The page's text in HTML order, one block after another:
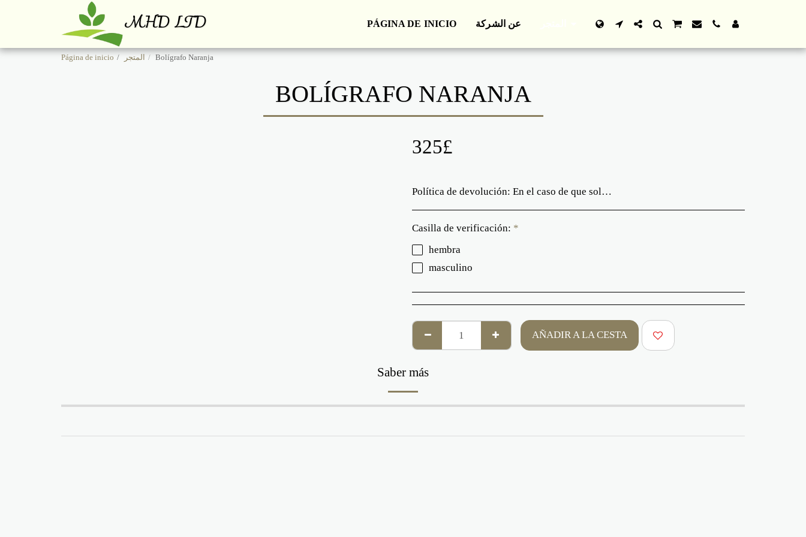
MHD LTD PÁGINA DE INICIO عن الشركة
Página de inicio المتجر Bolígrafo Naranja
BOLÍGRAFO NARANJA
325£
Política de devolución: En el caso de que solicites la devolución o cambio de algún producto, serás responsable nuevamente de los gastos de envío. Te recomendamos que elijas cuidadosamente tus productos y te asegures de la imagen adjunta. Queremos informarte que no nos adherimos a las imágenes y colores de los productos, especialmente papelería, a menos que así nos lo indiquen en el apartado de notas que aparece antes del proceso de pedido.
Casilla de verificación: *
hembra
masculino
AÑADIR A LA CESTA
Saber más